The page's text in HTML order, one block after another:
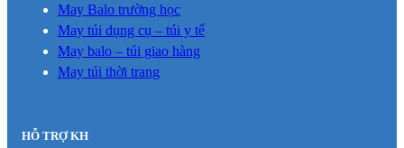
May Balo trường học
May túi dụng cụ – túi y tế
May balo – túi giao hàng
May túi thời trang
HỖ TRỢ KH